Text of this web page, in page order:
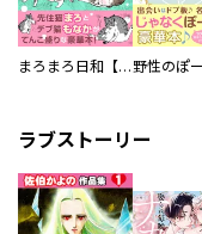
まろまろ日和【豪華版】
ラブストーリー